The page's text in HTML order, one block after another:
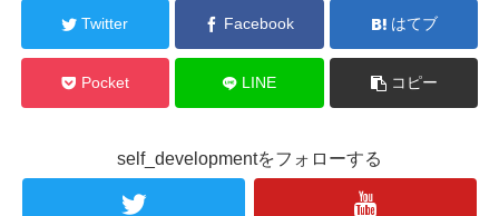
Twitter Facebook はてブ
Pocket LINE コピー
self_developmentをフォローする